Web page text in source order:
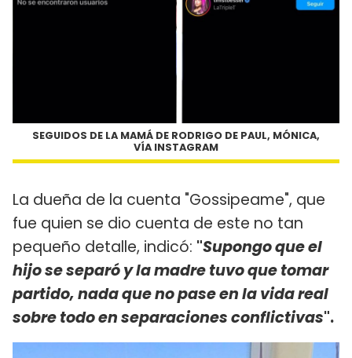
SEGUIDOS DE LA MAMÁ DE RODRIGO DE PAUL, MÓNICA,
VÍA INSTAGRAM
La dueña de la cuenta "Gossipeame", que
fue quien se dio cuenta de este no tan
pequeño detalle, indicó: "Supongo que el
hijo se separó y la madre tuvo que tomar
partido, nada que no pase en la vida real
sobre todo en separaciones conflictivas".